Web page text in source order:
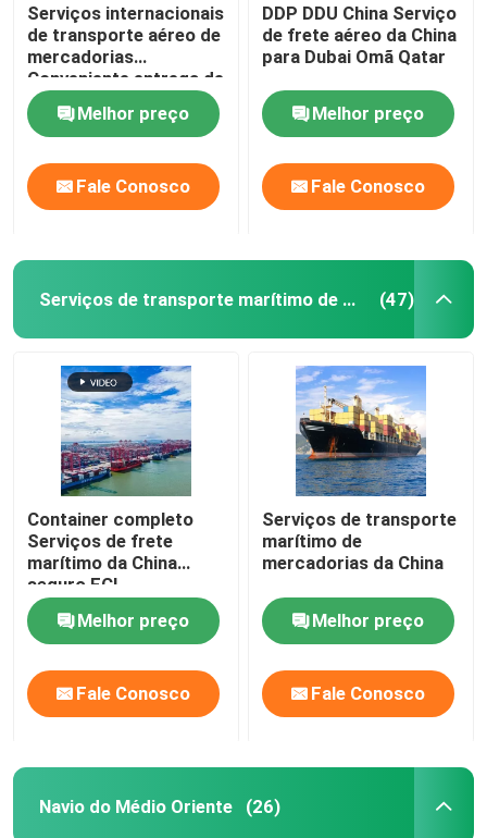
Serviços internacionais
de transporte aéreo de
mercadorias
Conveniente entrega de
porta a porta
Melhor preço
Fale Conosco
DDP DDU China Serviço
de frete aéreo da China
para Dubai Omã Qatar
Melhor preço
Fale Conosco
Serviços de transporte marítimo de mercadorias da China (47)
Container completo
Serviços de frete
marítimo da China
seguro FCL
Melhor preço
Fale Conosco
Serviços de transporte
marítimo de
mercadorias da China
Melhor preço
Fale Conosco
Navio do Médio Oriente (26)